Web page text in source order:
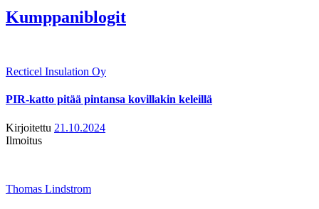
Kumppaniblogit
Recticel Insulation Oy
PIR-katto pitää pintansa kovillakin keleillä
Kirjoitettu 21.10.2024
Ilmoitus
Thomas Lindstrom